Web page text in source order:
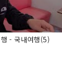
- 국내여행(5)